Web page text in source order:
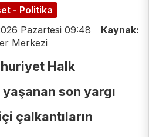
- Politika
Pazartesi 09:48
Kaynak:
Merkezi
Halk
son yargı
çalkantıların